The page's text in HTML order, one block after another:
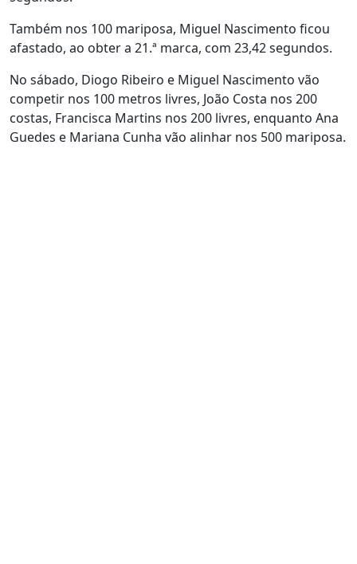
Também nos 100 mariposa, Miguel Nascimento ficou
afastado, ao obter a 21.ª marca, com 23,42 segundos.
No sábado, Diogo Ribeiro e Miguel Nascimento vão
competir nos 100 metros livres, João Costa nos 200
costas, Francisca Martins nos 200 livres, enquanto Ana
Guedes e Mariana Cunha vão alinhar nos 500 mariposa.